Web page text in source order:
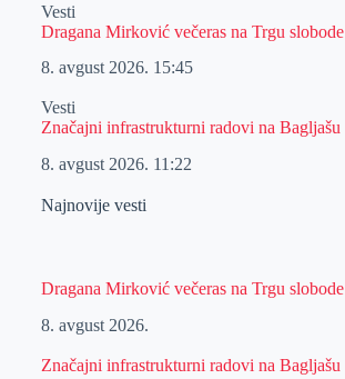
Vesti
Dragana Mirković večeras na Trgu slobode
8. avgust 2026. 15:45
Vesti
Značajni infrastrukturni radovi na Bagljašu
8. avgust 2026. 11:22
Najnovije vesti
Dragana Mirković večeras na Trgu slobode
8. avgust 2026.
Značajni infrastrukturni radovi na Bagljašu